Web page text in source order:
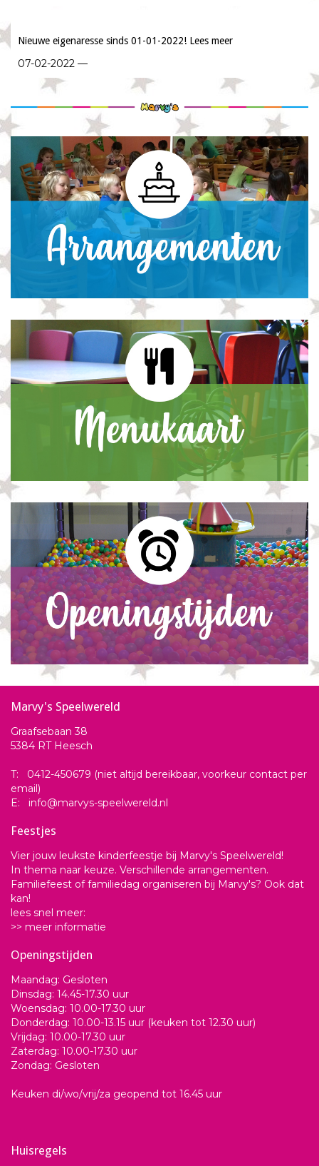
Nieuwe eigenaresse sinds 01-01-2022! Lees meer
07-02-2022 —
Marvy's Speelwereld
Graafsebaan 38
5384 RT Heesch
T: 0412-450679 (niet altijd bereikbaar, voorkeur contact per
email)
E: info@marvys-speelwereld.nl
Feestjes
Vier jouw leukste kinderfeestje bij Marvy's Speelwereld!
In thema naar keuze. Verschillende arrangementen.
Familiefeest of familiedag organiseren bij Marvy's? Ook dat
kan!
lees snel meer:
>> meer informatie
Openingstijden
Maandag: Gesloten
Dinsdag: 14.45-17.30 uur
Woensdag: 10.00-17.30 uur
Donderdag: 10.00-13.15 uur (keuken tot 12.30 uur)
Vrijdag: 10.00-17.30 uur
Zaterdag: 10.00-17.30 uur
Zondag: Gesloten
Keuken di/wo/vrij/za geopend tot 16.45 uur
Huisregels